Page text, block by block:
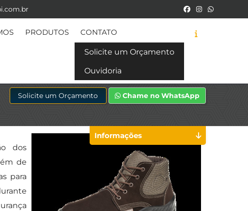
PRODUTOS CONTATO
Solicite um Orçamento
Ouvidoria
Solicite um Orçamento Chame no WhatsApp
dos
de
para
Informações